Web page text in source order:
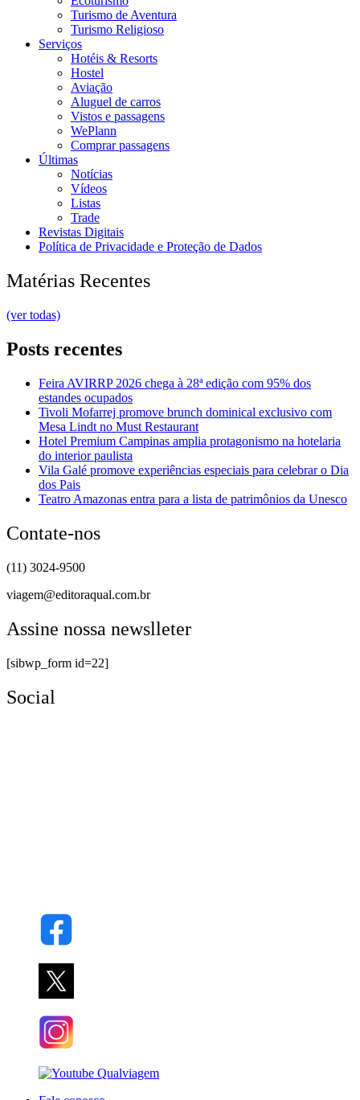
Turismo de Aventura
Turismo Religioso
Serviços
Hotéis & Resorts
Hostel
Aviação
Aluguel de carros
Vistos e passagens
WePlann
Comprar passagens
Últimas
Notícias
Vídeos
Listas
Trade
Revistas Digitais
Política de Privacidade e Proteção de Dados
Matérias Recentes
(ver todas)
Posts recentes
Feira AVIRRP 2026 chega à 28ª edição com 95% dos
estandes ocupados
Tivoli Mofarrej promove brunch dominical exclusivo com
Mesa Lindt no Must Restaurant
Hotel Premium Campinas amplia protagonismo na hotelaria
do interior paulista
Vila Galé promove experiências especiais para celebrar o Dia
dos Pais
Teatro Amazonas entra para a lista de patrimônios da Unesco
Contate-nos
(11) 3024-9500
viagem@editoraqual.com.br
Assine nossa newslleter
[sibwp_form id=22]
Social